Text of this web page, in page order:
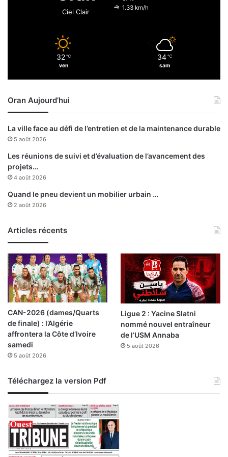
u
l
a
r
o
t
e
c
i
o
d
e
a
z
o
e
d
e
O
u
e
E
H
a
d
ï
Ciel Clair
1.33 km/h
32 ℃
ven
34 ℃
sam
Oran Aujourd’hui
La ville face au défi de l’entretien et de la maintenance durable
5 août 2026
Les réunions de suivi et d’évaluation de l’avancement des
projets…
4 août 2026
Quand le pneu devient un mobilier urbain …
2 août 2026
Articles récents
CAN-2026 (dames/Quarts
de finale) : l’Algérie
affrontera la Côte d’Ivoire
samedi
5 août 2026
Ligue 2 : Yacine Slatni
nommé nouvel entraîneur
de l’USM Annaba
5 août 2026
Téléchargez la version Pdf